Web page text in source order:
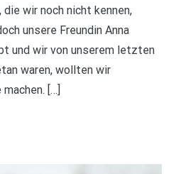
wir noch nicht kennen,
unsere Freundin Anna
und wir von unserem letzten
waren, wollten wir
[…]